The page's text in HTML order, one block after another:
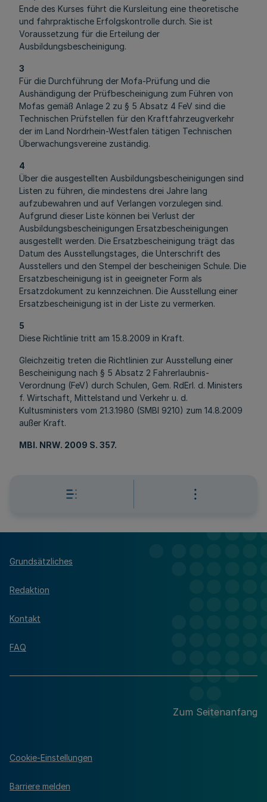
Ende des Kurses führt die Kursleitung eine theoretische
und fahrpraktische Erfolgskontrolle durch. Sie ist
Voraussetzung für die Erteilung der
Ausbildungsbescheinigung.
3
Für die Durchführung der Mofa-Prüfung und die
Aushändigung der Prüfbescheinigung zum Führen von
Mofas gemäß Anlage 2 zu § 5 Absatz 4 FeV sind die
Technischen Prüfstellen für den Kraftfahrzeugverkehr
der im Land Nordrhein-Westfalen tätigen Technischen
Überwachungsvereine zuständig.
4
Über die ausgestellten Ausbildungsbescheinigungen sind
Listen zu führen, die mindestens drei Jahre lang
aufzubewahren und auf Verlangen vorzulegen sind.
Aufgrund dieser Liste können bei Verlust der
Ausbildungsbescheinigungen Ersatzbescheinigungen
ausgestellt werden. Die Ersatzbescheinigung trägt das
Datum des Ausstellungstages, die Unterschrift des
Ausstellers und den Stempel der bescheinigen Schule. Die
Ersatzbescheinigung ist in geeigneter Form als
Ersatzdokument zu kennzeichnen. Die Ausstellung einer
Ersatzbescheinigung ist in der Liste zu vermerken.
5
Diese Richtlinie tritt am 15.8.2009 in Kraft.
Gleichzeitig treten die Richtlinien zur Ausstellung einer
Bescheinigung nach § 5 Absatz 2 Fahrerlaubnis-
Verordnung (FeV) durch Schulen, Gem. RdErl. d. Ministers
f. Wirtschaft, Mittelstand und Verkehr u. d.
Kultusministers vom 21.3.1980 (SMBl 9210) zum 14.8.2009
außer Kraft.
MBl. NRW. 2009 S. 357.
Grundsätzliches
Redaktion
Kontakt
FAQ
Zum Seitenanfang
Cookie-Einstellungen
Barriere melden